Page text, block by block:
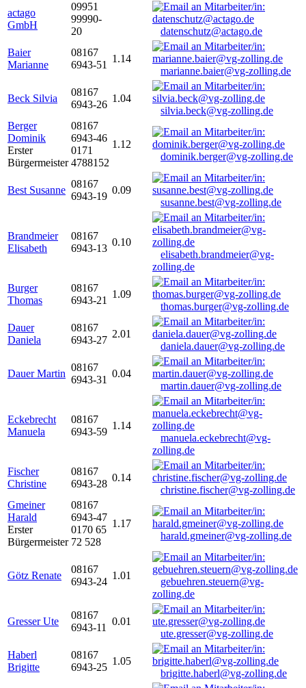
actago
GmbH
09951
99990-
20
datenschutz@actago.de
Baier
Marianne
08167
6943-51
1.14
marianne.baier@vg-zolling.de
Beck Silvia
08167
6943-26
1.04
silvia.beck@vg-zolling.de
Berger
Dominik
Erster
Bürgermeister
08167
6943-46
0171
4788152
1.12
dominik.berger@vg-zolling.de
Best Susanne
08167
6943-19
0.09
susanne.best@vg-zolling.de
Brandmeier
Elisabeth
08167
6943-13
0.10
elisabeth.brandmeier@vg-
zolling.de
Burger
Thomas
08167
6943-21
1.09
thomas.burger@vg-zolling.de
Dauer
Daniela
08167
6943-27
2.01
daniela.dauer@vg-zolling.de
Dauer Martin
08167
6943-31
0.04
martin.dauer@vg-zolling.de
Eckebrecht
Manuela
08167
6943-59
1.14
manuela.eckebrecht@vg-
zolling.de
Fischer
Christine
08167
6943-28
0.14
christine.fischer@vg-zolling.de
Gmeiner
Harald
Erster
Bürgermeister
08167
6943-47
0170 65
72 528
1.17
harald.gmeiner@vg-zolling.de
Götz Renate
08167
6943-24
1.01
gebuehren.steuern@vg-
zolling.de
Gresser Ute
08167
6943-11
0.01
ute.gresser@vg-zolling.de
Haberl
Brigitte
08167
6943-25
1.05
brigitte.haberl@vg-zolling.de